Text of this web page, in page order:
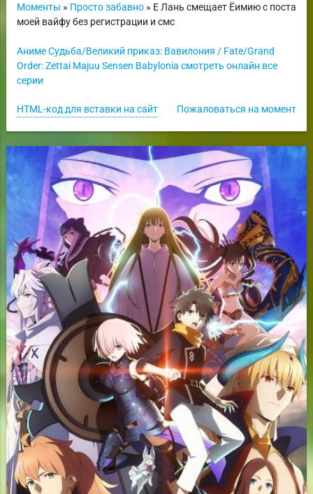
Моменты » Просто забавно» Е Лань смещает Ёимию с поста
моей вайфу без регистрации и смс
Аниме Судьба/Великий приказ: Вавилония / Fate/Grand
Order: Zettai Majuu Sensen Babylonia смотреть онлайн все
серии
Пожаловаться на момент
HTML-код для вставки на сайт